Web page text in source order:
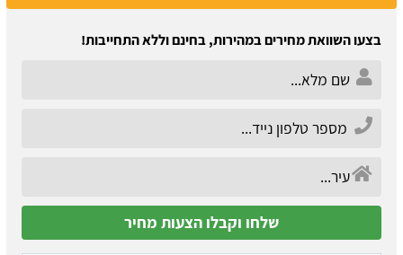
בצעו השוואת מחירים במהירות, בחינם וללא התחייבות!